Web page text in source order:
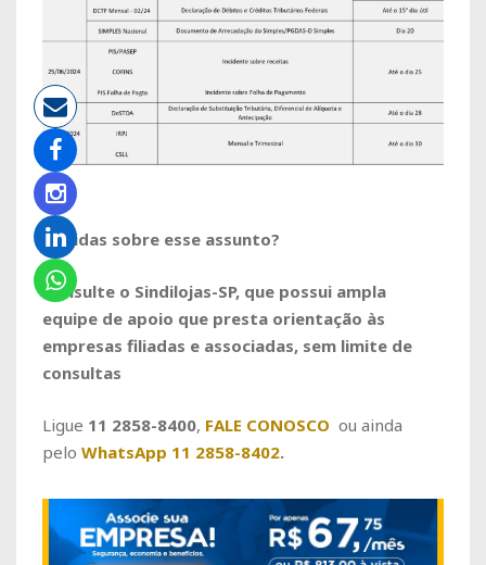
Dúvidas sobre esse assunto?
Consulte o Sindilojas-SP, que possui ampla
equipe de apoio que presta orientação às
empresas filiadas e associadas, sem limite de
consultas
Ligue 11 2858-8400, FALE CONOSCO ou ainda
pelo WhatsApp 11 2858-8402.